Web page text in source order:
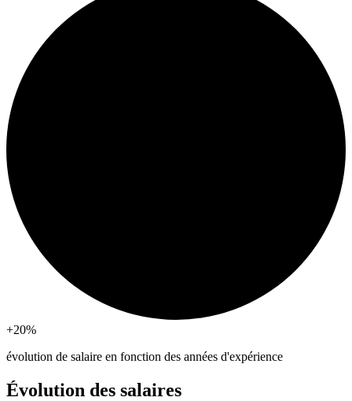
+20%
évolution de salaire en fonction des années d'expérience
Évolution des salaires